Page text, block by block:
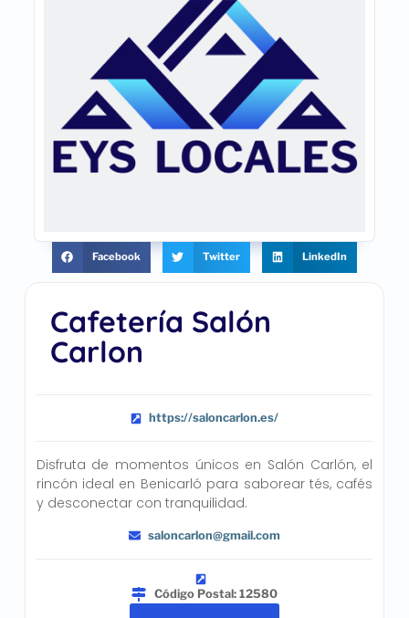
Cafetería Salón
Carlon
https://saloncarlon.es/
Disfruta de momentos únicos en Salón Carlón, el
rincón ideal en Benicarló para saborear tés, cafés
y desconectar con tranquilidad.
saloncarlon@gmail.com
Código Postal: 12580
Facebook Twitter LinkedIn